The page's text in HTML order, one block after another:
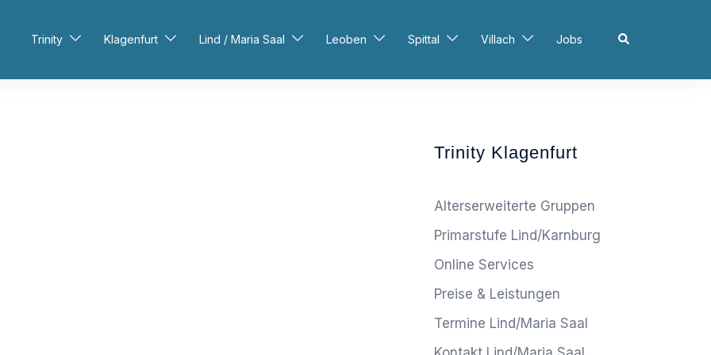
Trinity Klagenfurt Lind / Maria Saal Leoben Spittal Villach Jobs Search
Trinity Klagenfurt
Alterserweiterte Gruppen
Primarstufe Lind/Karnburg
Online Services
Preise & Leistungen
Termine Lind/Maria Saal